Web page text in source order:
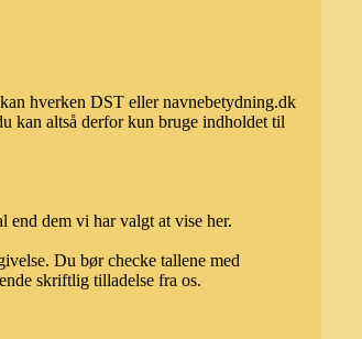
hverken DST eller navnebetydning.dk
kan altså derfor kun bruge indholdet til
end dem vi har valgt at vise her.
Du bør checke tallene med
skriftlig tilladelse fra os.